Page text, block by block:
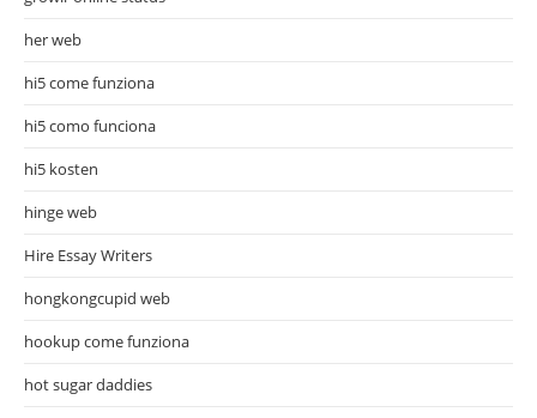
her web
hi5 come funziona
hi5 como funciona
hi5 kosten
hinge web
Hire Essay Writers
hongkongcupid web
hookup come funziona
hot sugar daddies